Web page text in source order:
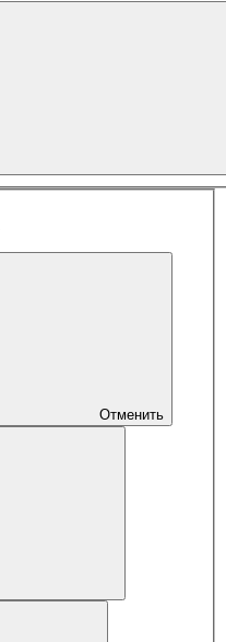
Отменить